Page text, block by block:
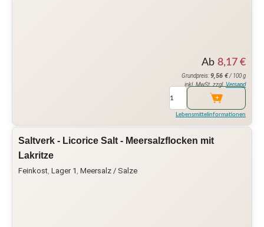
Ab 8,17 €
Grundpreis:9,56 €/ 100 g
inkl. MwSt. zzgl. Versand
Lebensmittelinformationen
Saltverk - Licorice Salt - Meersalzflocken mit
Lakritze
Feinkost, Lager 1 , Meersalz / Salze